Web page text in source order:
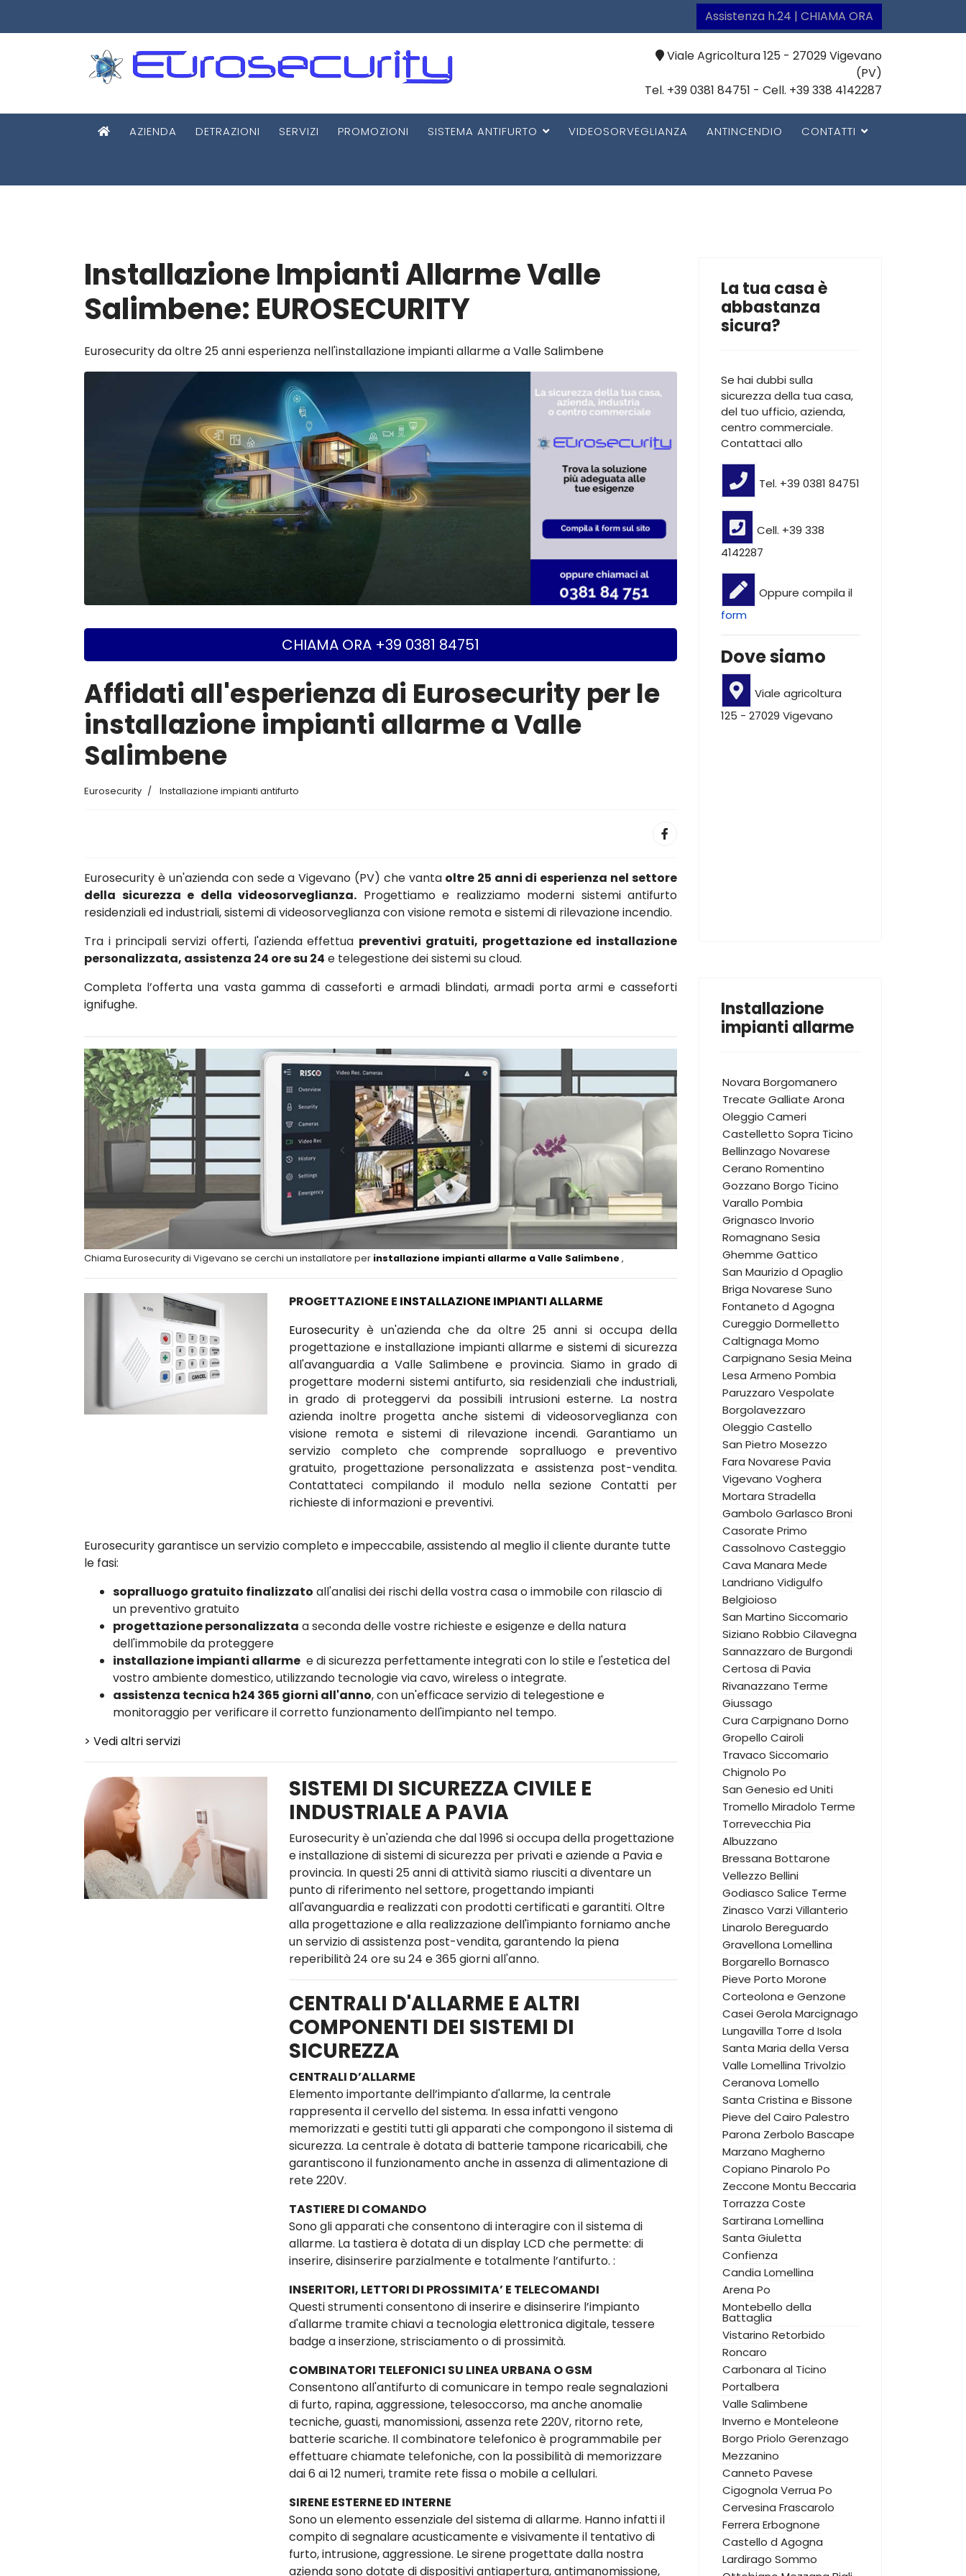
Assistenza h.24 | CHIAMA ORA
Viale Agricoltura 125 - 27029 Vigevano
(PV)
Tel. +39 0381 84751 - Cell. +39 338 4142287
AZIENDA DETRAZIONI SERVIZI PROMOZIONI SISTEMA ANTIFURTO VIDEOSORVEGLIANZA ANTINCENDIO CONTATTI
Installazione Impianti Allarme Valle
Salimbene: EUROSECURITY
Eurosecurity da oltre 25 anni esperienza nell'installazione impianti allarme a Valle Salimbene
CHIAMA ORA +39 0381 84751
Affidati all'esperienza di Eurosecurity per le
installazione impianti allarme a Valle
Salimbene
Eurosecurity Installazione impianti antifurto
Eurosecurity è un'azienda con sede a Vigevano (PV) che vantaoltre 25 anni di esperienza nel settore
della sicurezza e della videosorveglianza. Progettiamo e realizziamo moderni sistemi antifurto
residenziali ed industriali, sistemi di videosorveglianza con visione remota e sistemi di rilevazione incendio.
Tra i principali servizi offerti, l'azienda effettua preventivi gratuiti, progettazione ed installazione
personalizzata, assistenza 24 ore su 24 e telegestione dei sistemi su cloud.
Completa l’offerta una vasta gamma di casseforti e armadi blindati, armadi porta armi e casseforti
ignifughe.
Chiama Eurosecurity di Vigevano se cerchi un installatore per installazione impianti allarme a Valle Salimbene ,
PROGETTAZIONE E INSTALLAZIONE IMPIANTI ALLARME
Eurosecurity è un'azienda che da oltre 25 anni si occupa della
progettazione e installazione impianti allarme e sistemi di sicurezza
all'avanguardia a Valle Salimbene e provincia. Siamo in grado di
progettare moderni sistemi antifurto, sia residenziali che industriali,
in grado di proteggervi da possibili intrusioni esterne. La nostra
azienda inoltre progetta anche sistemi di videosorveglianza con
visione remota e sistemi di rilevazione incendi. Garantiamo un
servizio completo che comprende sopralluogo e preventivo
gratuito, progettazione personalizzata e assistenza post-vendita.
Contattateci compilando il modulo nella sezione Contatti per
richieste di informazioni e preventivi.
Eurosecurity garantisce un servizio completo e impeccabile, assistendo al meglio il cliente durante tutte
le fasi:
sopralluogo gratuito finalizzato all'analisi dei rischi della vostra casa o immobile con rilascio di
un preventivo gratuito
progettazione personalizzata a seconda delle vostre richieste e esigenze e della natura
dell'immobile da proteggere
installazione impianti allarme e di sicurezza perfettamente integrati con lo stile e l'estetica del
vostro ambiente domestico, utilizzando tecnologie via cavo, wireless o integrate.
assistenza tecnica h24 365 giorni all'anno, con un'efficace servizio di telegestione e
monitoraggio per verificare il corretto funzionamento dell'impianto nel tempo.
> Vedi altri servizi
SISTEMI DI SICUREZZA CIVILE E
INDUSTRIALE A PAVIA
Eurosecurity è un'azienda che dal 1996 si occupa della progettazione
e installazione di sistemi di sicurezza per privati e aziende a Pavia e
provincia. In questi 25 anni di attività siamo riusciti a diventare un
punto di riferimento nel settore, progettando impianti
all'avanguardia e realizzati con prodotti certificati e garantiti. Oltre
alla progettazione e alla realizzazione dell'impianto forniamo anche
un servizio di assistenza post-vendita, garantendo la piena
reperibilità 24 ore su 24 e 365 giorni all'anno.
CENTRALI D'ALLARME E ALTRI
COMPONENTI DEI SISTEMI DI
SICUREZZA
CENTRALI D’ALLARME
Elemento importante dell’impianto d'allarme, la centrale
rappresenta il cervello del sistema. In essa infatti vengono
memorizzati e gestiti tutti gli apparati che compongono il sistema di
sicurezza. La centrale è dotata di batterie tampone ricaricabili, che
garantiscono il funzionamento anche in assenza di alimentazione di
rete 220V.
TASTIERE DI COMANDO
Sono gli apparati che consentono di interagire con il sistema di
allarme. La tastiera è dotata di un display LCD che permette: di
inserire, disinserire parzialmente e totalmente l’antifurto. :
INSERITORI, LETTORI DI PROSSIMITA’ E TELECOMANDI
Questi strumenti consentono di inserire e disinserire l’impianto
d'allarme tramite chiavi a tecnologia elettronica digitale, tessere
badge a inserzione, strisciamento o di prossimità.
COMBINATORI TELEFONICI SU LINEA URBANA O GSM
Consentono all'antifurto di comunicare in tempo reale segnalazioni
di furto, rapina, aggressione, telesoccorso, ma anche anomalie
tecniche, guasti, manomissioni, assenza rete 220V, ritorno rete,
batterie scariche. Il combinatore telefonico è programmabile per
effettuare chiamate telefoniche, con la possibilità di memorizzare
dai 6 ai 12 numeri, tramite rete fissa o mobile a cellulari.
SIRENE ESTERNE ED INTERNE
Sono un elemento essenziale del sistema di allarme. Hanno infatti il
compito di segnalare acusticamente e visivamente il tentativo di
furto, intrusione, aggressione. Le sirene progettate dalla nostra
azienda sono dotate di dispositivi antiapertura, antimanomissione,
La tua casa è
abbastanza
sicura?
Se hai dubbi sulla
sicurezza della tua casa,
del tuo ufficio, azienda,
centro commerciale.
Contattaci allo
Tel. +39 0381 84751
Cell. +39 338
4142287
Oppure compila il
form
Dove siamo
Viale agricoltura
125 - 27029 Vigevano
Installazione
impianti allarme
Novara Borgomanero
Trecate Galliate Arona
Oleggio Cameri
Castelletto Sopra Ticino
Bellinzago Novarese
Cerano Romentino
Gozzano Borgo Ticino
Varallo Pombia
Grignasco Invorio
Romagnano Sesia
Ghemme Gattico
San Maurizio d Opaglio
Briga Novarese Suno
Fontaneto d Agogna
Cureggio Dormelletto
Caltignaga Momo
Carpignano Sesia Meina
Lesa Armeno Pombia
Paruzzaro Vespolate
Borgolavezzaro
Oleggio Castello
San Pietro Mosezzo
Fara Novarese Pavia
Vigevano Voghera
Mortara Stradella
Gambolo Garlasco Broni
Casorate Primo
Cassolnovo Casteggio
Cava Manara Mede
Landriano Vidigulfo
Belgioioso
San Martino Siccomario
Siziano Robbio Cilavegna
Sannazzaro de Burgondi
Certosa di Pavia
Rivanazzano Terme
Giussago
Cura Carpignano Dorno
Gropello Cairoli
Travaco Siccomario
Chignolo Po
San Genesio ed Uniti
Tromello Miradolo Terme
Torrevecchia Pia
Albuzzano
Bressana Bottarone
Vellezzo Bellini
Godiasco Salice Terme
Zinasco VarziVillanterio
Linarolo Bereguardo
Gravellona Lomellina
Borgarello Bornasco
Pieve Porto Morone
Corteolona e Genzone
Casei Gerola Marcignago
Lungavilla Torre d Isola
Santa Maria della Versa
Valle Lomellina Trivolzio
Ceranova Lomello
Santa Cristina e Bissone
Pieve del Cairo Palestro
Parona Zerbolo Bascape
Marzano Magherno
Copiano Pinarolo Po
Zeccone Montu Beccaria
Torrazza Coste
Sartirana Lomellina
Santa Giuletta
Confienza
Candia Lomellina
Arena Po
Montebello della
Battaglia
Vistarino Retorbido
Roncaro
Carbonara al Ticino
Portalbera
Valle Salimbene
Inverno e Monteleone
Borgo Priolo Gerenzago
Mezzanino
Canneto Pavese
Cigognola Verrua Po
Cervesina Frascarolo
Ferrera Erbognone
Castello d Agogna
Lardirago Sommo